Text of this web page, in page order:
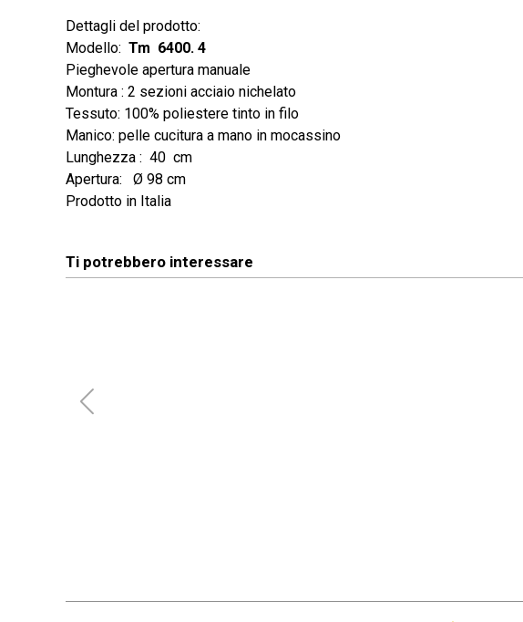
Dettagli del prodotto:
Modello: Tm 6400. 4
Pieghevole apertura manuale
Montura : 2 sezioni acciaio nichelato
Tessuto: 100% poliestere tinto in filo
Manico: pelle cucitura a mano in mocassino
Lunghezza : 40 cm
Apertura: Ø 98 cm
Prodotto in Italia
Ti potrebbero interessare